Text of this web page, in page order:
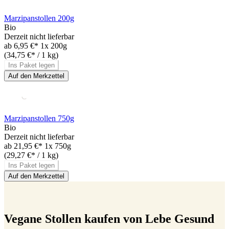
Marzipanstollen 200g
Bio
Derzeit nicht lieferbar
ab 6,95 €* 1x 200g
(34,75 €* / 1 kg)
Ins Paket legen
Auf den Merkzettel
Marzipanstollen 750g
Bio
Derzeit nicht lieferbar
ab 21,95 €* 1x 750g
(29,27 €* / 1 kg)
Ins Paket legen
Auf den Merkzettel
Vegane Stollen kaufen von Lebe Gesund